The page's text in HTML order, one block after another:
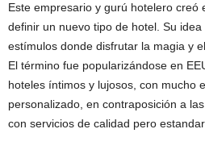
Este empresario y gurú hotelero creó
definir un nuevo tipo de hotel. Su
estímulos donde disfrutar la magia y
El término fue popularizándose en
hoteles íntimos y lujosos, con mucho
personalizado, en contraposición a
con servicios de calidad pero